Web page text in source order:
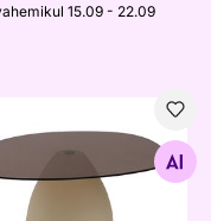
15.09 - 22.09
Mylon